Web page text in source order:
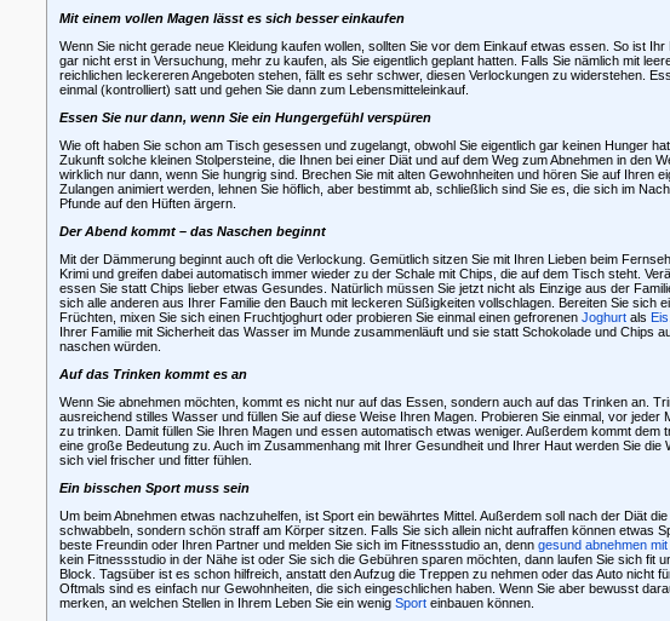
Mit einem vollen Magen lässt es sich besser einkaufen
Wenn Sie nicht gerade neue Kleidung kaufen wollen, sollten Sie vor dem Einkauf etwas essen. So ist
gar nicht erst in Versuchung, mehr zu kaufen, als Sie eigentlich geplant hatten. Falls Sie nämlich mit
reichlichen leckereren Angeboten stehen, fällt es sehr schwer, diesen Verlockungen zu widerstehen.
einmal (kontrolliert) satt und gehen Sie dann zum Lebensmitteleinkauf.
Essen Sie nur dann, wenn Sie ein Hungergefühl verspüren
Wie oft haben Sie schon am Tisch gesessen und zugelangt, obwohl Sie eigentlich gar keinen Hunger
Zukunft solche kleinen Stolpersteine, die Ihnen bei einer Diät und auf dem Weg zum Abnehmen in den
wirklich nur dann, wenn Sie hungrig sind. Brechen Sie mit alten Gewohnheiten und hören Sie auf Ihren
Zulangen animiert werden, lehnen Sie höflich, aber bestimmt ab, schließlich sind Sie es, die sich im
Pfunde auf den Hüften ärgern.
Der Abend kommt – das Naschen beginnt
Mit der Dämmerung beginnt auch oft die Verlockung. Gemütlich sitzen Sie mit Ihren Lieben beim
Krimi und greifen dabei automatisch immer wieder zu der Schale mit Chips, die auf dem Tisch steht.
essen Sie statt Chips lieber etwas Gesundes. Natürlich müssen Sie jetzt nicht als Einzige aus der
sich alle anderen aus Ihrer Familie den Bauch mit leckeren Süßigkeiten vollschlagen. Bereiten Sie sich
Früchten, mixen Sie sich einen Fruchtjoghurt oder probieren Sie einmal einen gefrorenen Joghurtals Eis
Ihrer Familie mit Sicherheit das Wasser im Munde zusammenläuft und sie statt Schokolade und Chips
naschen würden.
Auf das Trinken kommt es an
Wenn Sie abnehmen möchten, kommt es nicht nur auf das Essen, sondern auch auf das Trinken an.
ausreichend stilles Wasser und füllen Sie auf diese Weise Ihren Magen. Probieren Sie einmal, vor jeder
zu trinken. Damit füllen Sie Ihren Magen und essen automatisch etwas weniger. Außerdem kommt dem
eine große Bedeutung zu. Auch im Zusammenhang mit Ihrer Gesundheit und Ihrer Haut werden Sie die
sich viel frischer und fitter fühlen.
Ein bisschen Sport muss sein
Um beim Abnehmen etwas nachzuhelfen, ist Sport ein bewährtes Mittel. Außerdem soll nach der Diät
schwabbeln, sondern schön straff am Körper sitzen. Falls Sie sich allein nicht aufraffen können etwas
beste Freundin oder Ihren Partner und melden Sie sich im Fitnessstudio an, denn gesund abnehmen
kein Fitnessstudio in der Nähe ist oder Sie sich die Gebühren sparen möchten, dann laufen Sie sich fit
Block. Tagsüber ist es schon hilfreich, anstatt den Aufzug die Treppen zu nehmen oder das Auto nicht
Oftmals sind es einfach nur Gewohnheiten, die sich eingeschlichen haben. Wenn Sie aber bewusst
merken, an welchen Stellen in Ihrem Leben Sie ein wenig Sporteinbauen können.